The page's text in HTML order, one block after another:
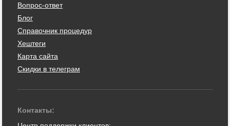
Вопрос-ответ
Блог
Справочник процедур
Хештеги
Карта сайта
Скидки в телеграм
Контакты: